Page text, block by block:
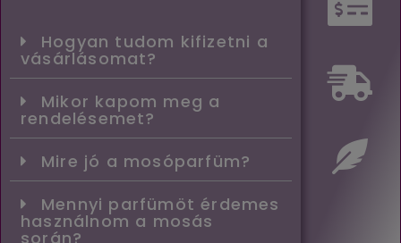
Hogyan tudom kifizetni a
vásárlásomat?
Mikor kapom meg a
rendelésemet?
Mire jó a mosóparfüm?
Mennyi parfümöt érdemes
használnom a mosás
során?